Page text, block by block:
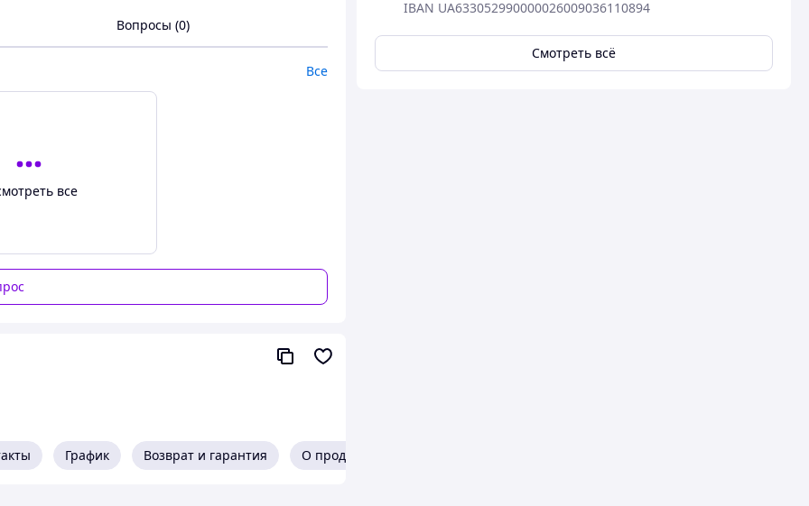
IBAN UA633052990000026009036110894
Смотреть всё
Вопросы (0)
Все
все
График Возврат и гарантия О продавце